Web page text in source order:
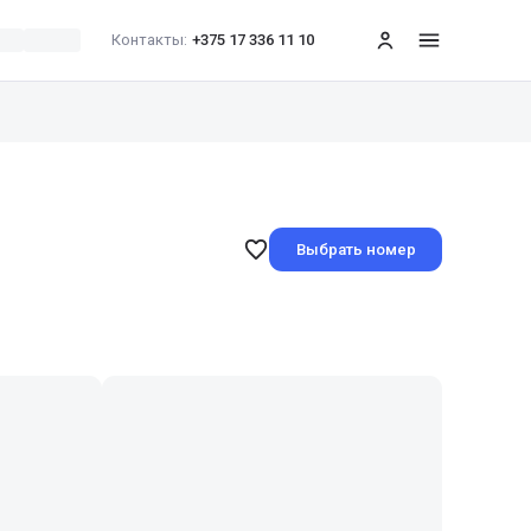
Контакты: +375 17 336 11 10 меню
Выбрать номер